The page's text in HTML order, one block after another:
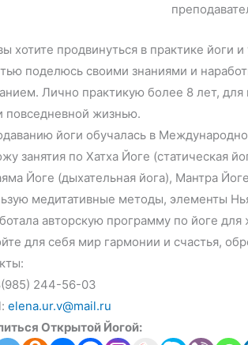
хотите продвинуться в практике йоги
поделюсь своими знаниями и
Лично практикую более 8 лет,
повседневной жизнью.
йоги обучалась в
занятия по Хатха Йоге (статическая
Йоге (дыхательная йога), Мантра
медитативные методы, элементы
авторскую программу по йоге
для себя мир гармонии и счастья,
244-56-03
elena.ur.v@mail.ru
Открытой Йогой: